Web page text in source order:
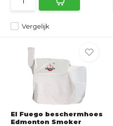
Vergelijk
El Fuego beschermhoes
Edmonton Smoker